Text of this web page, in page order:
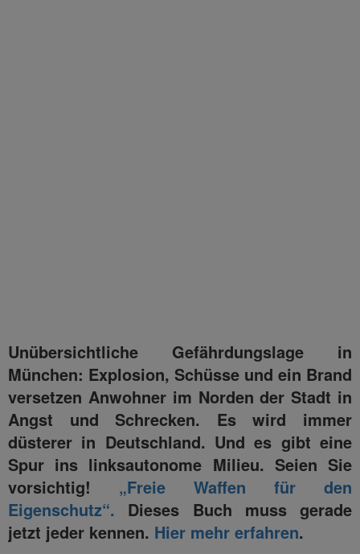
Unübersichtliche Gefährdungslage in
München: Explosion, Schüsse und ein Brand
versetzen Anwohner im Norden der Stadt in
Angst und Schrecken. Es wird immer
düsterer in Deutschland. Und es gibt eine
Spur ins linksautonome Milieu. Seien Sie
vorsichtig! „Freie Waffen für den
Eigenschutz“. Dieses Buch muss gerade
jetzt jeder kennen. Hier mehr erfahren.